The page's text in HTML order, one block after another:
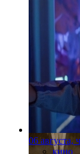
06 августа,
кино